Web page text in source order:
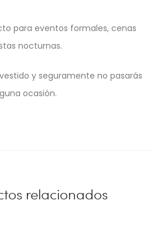
para eventos formales, cenas
nocturnas.
y seguramente no pasarás
ocasión.
relacionados